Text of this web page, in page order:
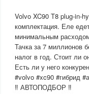
Volvo XC90 T8 plug-in-
комплектация. Еле
минимальным
Тачка за 7 миллионов
налог в год. Стоит ли
Есть ли у него
#volvo #xc90 #гибрид
‼️ АВТОПОДБОР ‼️